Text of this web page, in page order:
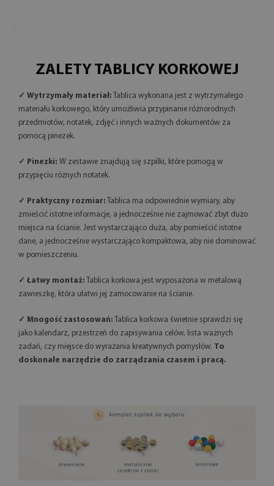
ZALETY TABLICY KORKOWEJ
✓ Wytrzymały materiał: Tablica wykonana jest z wytrzymałego
materiału korkowego, który umożliwia przypinanie różnorodnych
przedmiotów, notatek, zdjęć i innych ważnych dokumentów za
pomocą pinezek.
✓ Pinezki: W zestawie znajdują się szpilki, które pomogą w
przypięciu różnych notatek.
✓ Praktyczny rozmiar: Tablica ma odpowiednie wymiary, aby
zmieścić istotne informacje, a jednocześnie nie zajmować zbyt dużo
miejsca na ścianie. Jest wystarczająco duża, aby pomieścić istotne
dane, a jednocześnie wystarczająco kompaktowa, aby nie dominować
w pomieszczeniu.
✓ Łatwy montaż: Tablica korkowa jest wyposażona w metalową
zawieszkę, która ułatwi jej zamocowanie na ścianie.
✓ Mnogość zastosowań: Tablica korkowa świetnie sprawdzi się
jako kalendarz, przestrzeń do zapisywania celów, lista ważnych
zadań, czy miejsce do wyrażania kreatywnych pomysłów. To
doskonałe narzędzie do zarządzania czasem i pracą.